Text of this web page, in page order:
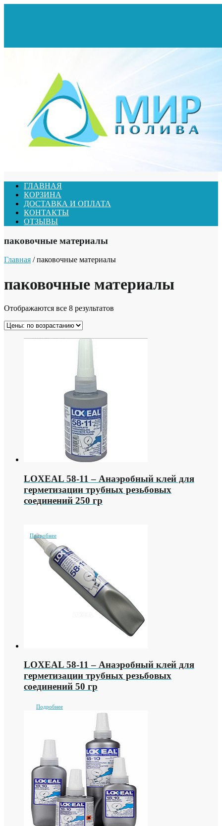
ГЛАВНАЯ
КОРЗИНА
ДОСТАВКА И ОПЛАТА
КОНТАКТЫ
ОТЗЫВЫ
паковочные материалы
Главная / паковочные материалы
паковочные материалы
Отображаются все 8 результатов
LOXEAL 58-11 – Анаэробный клей для
герметизации трубных резьбовых
соединений 250 гр
Подробнее
LOXEAL 58-11 – Анаэробный клей для
герметизации трубных резьбовых
соединений 50 гр
Подробнее